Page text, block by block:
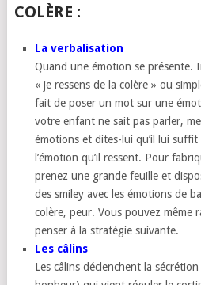
COLÈRE :
La verbalisation
Quand une émotion se présente.
« je ressens de la colère » ou
fait de poser un mot sur une
votre enfant ne sait pas parler,
émotions et dites-lui qu’il lui
l’émotion qu’il ressent. Pour
prenez une grande feuille et
des smiley avec les émotions de
colère, peur. Vous pouvez même
penser à la stratégie suivante.
Les câlins
Les câlins déclenchent la